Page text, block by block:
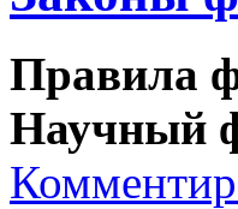
Правила
Научный